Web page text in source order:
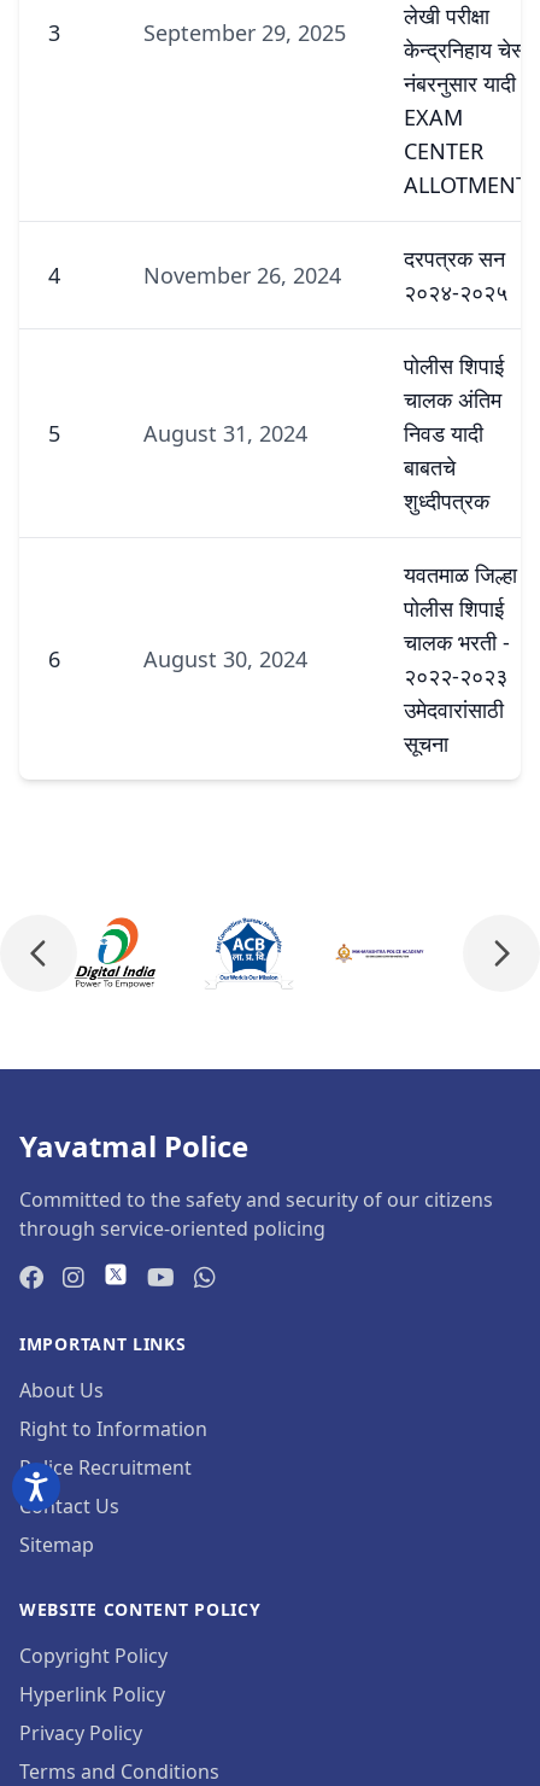
3 September 29, 2025
लेखी परीक्षा
केन्द्रनिहाय चेस्ट
नंबरनुसार यादी (
EXAM
CENTER
ALLOTMENT)
4 November 26, 2024
दरपत्रक सन
२०२४-२०२५
5 August 31, 2024
पोलीस शिपाई
चालक अंतिम
निवड यादी
बाबतचे
शुध्दीपत्रक
6 August 30, 2024
यवतमाळ जिल्हा
पोलीस शिपाई
चालक भरती -
२०२२-२०२३
उमेदवारांसाठी
सूचना
Yavatmal Police
Committed to the safety and security of our citizens
through service-oriented policing
IMPORTANT LINKS
About Us
Right to Information
Police Recruitment
Contact Us
Sitemap
WEBSITE CONTENT POLICY
Copyright Policy
Hyperlink Policy
Privacy Policy
Terms and Conditions